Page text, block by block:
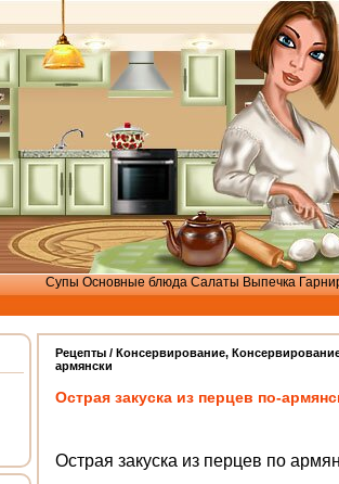
Супы Основные блюда Салаты Выпечка
Рецепты / Консервирование,
армянски
Острая закуска из перцев по-
Острая закуска из перцев по